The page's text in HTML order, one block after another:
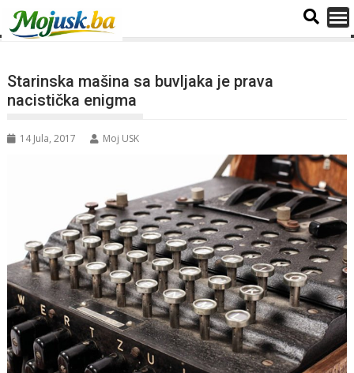
Starinska mašina sa buvljaka je prava
nacistička enigma
14 Jula, 2017 Moj USK